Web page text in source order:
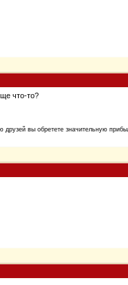
что-то?
вы обретете значительную